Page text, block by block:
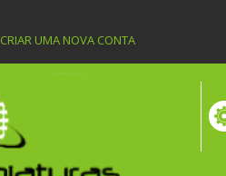
CRIAR UMA NOVA CONTA